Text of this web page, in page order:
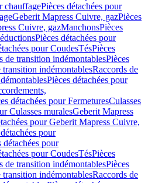
chauffagePièces détachées pour
Geberit Mapress Cuivre, gazPièces
Cuivre, gazManchonsPièces
Pièces détachées pour
pour CoudesTésPièces
de transition indémontablesPièces
transition indémontablesRaccords de
Pièces détachées pour
détachées pour FermeturesCulasses
Culasses muralesGeberit Mapress
pour Geberit Mapress Cuivre,
pour
détachées pour
pour CoudesTésPièces
de transition indémontablesPièces
transition indémontablesRaccords de